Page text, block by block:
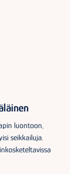
luontoon,
seikkailuja.